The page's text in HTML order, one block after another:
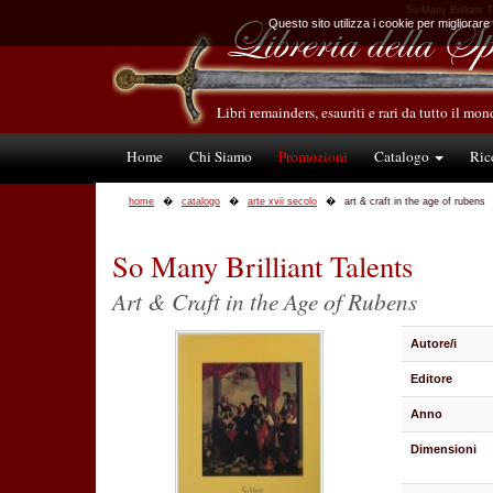
So Many Brilliant
Libri remainders, esauriti e rari da tutto il
Home Chi Siamo Promozioni Catalogo
home catalogo arte xvii secolo art & craft in the age of rubens
So Many Brilliant Talents
Art & Craft in the Age of Rubens
Autore/i
Editore
Anno
Dimensioni
Questo sito utilizza i cookie per